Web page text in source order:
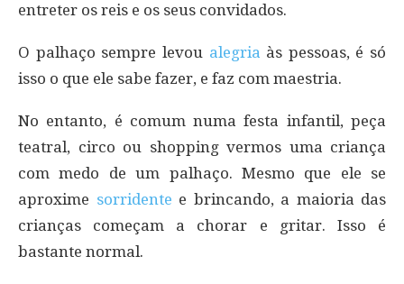
entreter os reis e os seus convidados.
O palhaço sempre levou alegria às pessoas, é só
isso o que ele sabe fazer, e faz com maestria.
No entanto, é comum numa festa infantil, peça
teatral, circo ou shopping vermos uma criança
com medo de um palhaço. Mesmo que ele se
aproxime sorridente e brincando, a maioria das
crianças começam a chorar e gritar. Isso é
bastante normal.